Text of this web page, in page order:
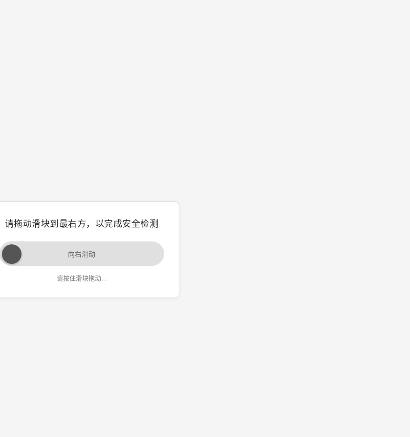
请拖动滑块到最右方，以完成安全检测
向右滑动
请按住滑块拖动...